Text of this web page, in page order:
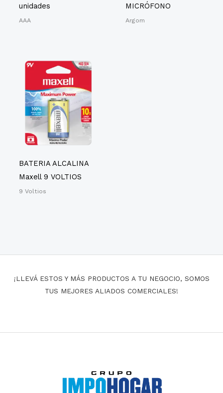
unidades
AAA
MICRÓFONO
Argom
BATERIA ALCALINA
Maxell 9 VOLTIOS
9 Voltios
¡LLEVÁ ESTOS Y MÁS PRODUCTOS A TU NEGOCIO, SOMOS
TUS MEJORES ALIADOS COMERCIALES!